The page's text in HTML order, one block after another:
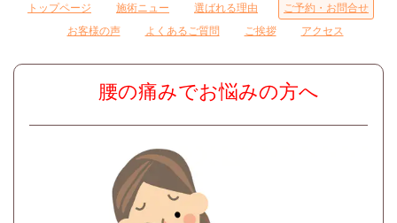
トップページ 施術ニュー 選ばれる理由
ご予約・お問合せ
お客様の声
よくあるご質問 ご挨拶 アクセス
腰の痛みでお悩みの方へ